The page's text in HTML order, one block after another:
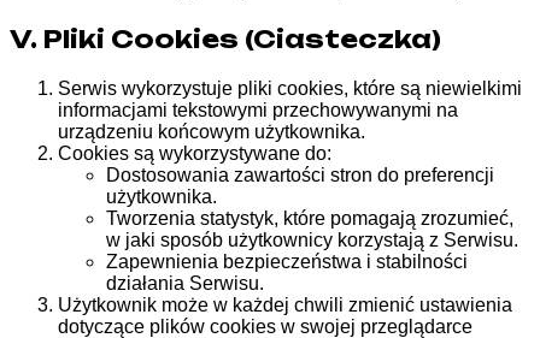
V. Pliki Cookies (Ciasteczka)
Serwis wykorzystuje pliki cookies, które są niewielkimi
informacjami tekstowymi przechowywanymi na
urządzeniu końcowym użytkownika.
Cookies są wykorzystywane do:
Dostosowania zawartości stron do preferencji
użytkownika.
Tworzenia statystyk, które pomagają zrozumieć,
w jaki sposób użytkownicy korzystają z Serwisu.
Zapewnienia bezpieczeństwa i stabilności
działania Serwisu.
Użytkownik może w każdej chwili zmienić ustawienia
dotyczące plików cookies w swojej przeglądarce